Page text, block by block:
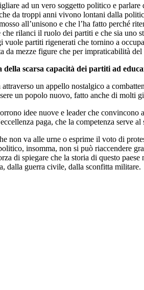
ad un vero soggetto politico e
da troppi anni vivono lontani dalla
all’unisono e che l’ha fatto perché
rilanci il ruolo dei partiti e che sia uno
partiti rigenerati che tornino a
da mezze figure che per impraticabilità
scarsa capacità dei partiti ad
un appello nostalgico a
un popolo nuovo, fatto anche di molti
idee nuove e leader che
paga, che la competenza
non va alle urne o esprime il voto di
insomma, non si può riaccendere
di spiegare che la storia di questo
dalla guerra civile, dalla sconfitta militare.